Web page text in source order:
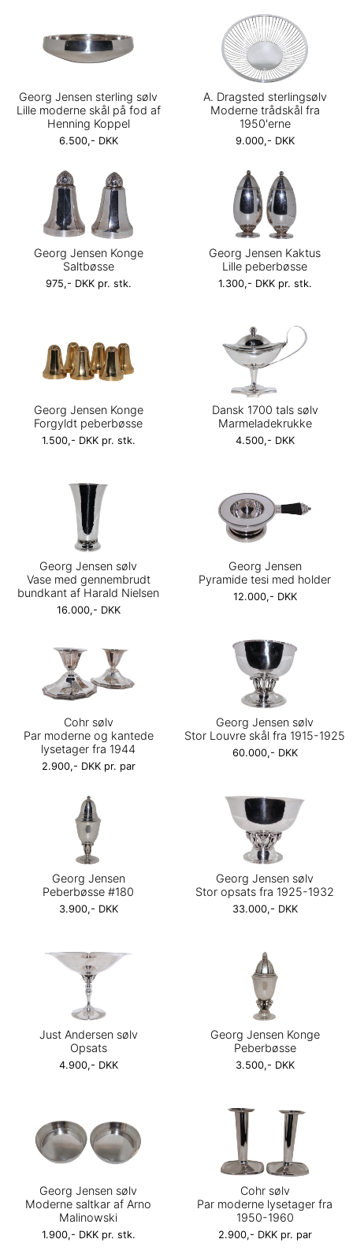
Georg Jensen sterling sølv
Lille moderne skål på fod af
Henning Koppel
6.500,- DKK
A. Dragsted sterlingsølv
Moderne trådskål fra
1950'erne
9.000,- DKK
Georg Jensen Konge
Saltbøsse
975,- DKK pr. stk.
Georg Jensen Kaktus
Lille peberbøsse
1.300,- DKK pr. stk.
Georg Jensen Konge
Forgyldt peberbøsse
1.500,- DKK pr. stk.
Dansk 1700 tals sølv
Marmeladekrukke
4.500,- DKK
Georg Jensen sølv
Vase med gennembrudt
bundkant af Harald Nielsen
16.000,- DKK
Georg Jensen
Pyramide tesi med holder
12.000,- DKK
Cohr sølv
Par moderne og kantede
lysetager fra 1944
2.900,- DKK pr. par
Georg Jensen sølv
Stor Louvre skål fra 1915-1925
60.000,- DKK
Georg Jensen
Peberbøsse #180
3.900,- DKK
Georg Jensen sølv
Stor opsats fra 1925-1932
33.000,- DKK
Just Andersen sølv
Opsats
4.900,- DKK
Georg Jensen Konge
Peberbøsse
3.500,- DKK
Georg Jensen sølv
Moderne saltkar af Arno
Malinowski
1.900,- DKK pr. stk.
Cohr sølv
Par moderne lysetager fra
1950-1960
2.900,- DKK pr. par